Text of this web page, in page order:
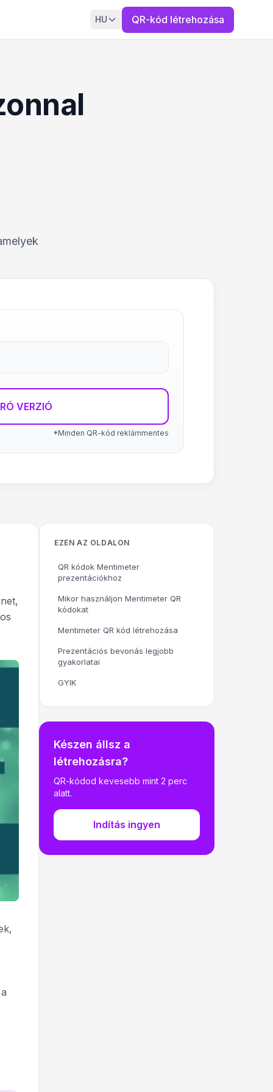
HU QR-kód létrehozása
VERZIÓ
*Minden QR-kód reklámmentes
EZEN AZ OLDALON
QR kódok Mentimeter
prezentációkhoz
Mikor használjon Mentimeter QR
kódokat
Mentimeter QR kód létrehozása
Prezentációs bevonás legjobb
gyakorlatai
GYIK
Készen állsz a
létrehozásra?
QR-kódod kevesebb mint 2 perc
alatt.
Indítás ingyen